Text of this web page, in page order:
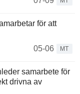
för att
05-06
MT
samarbete för
drivna av